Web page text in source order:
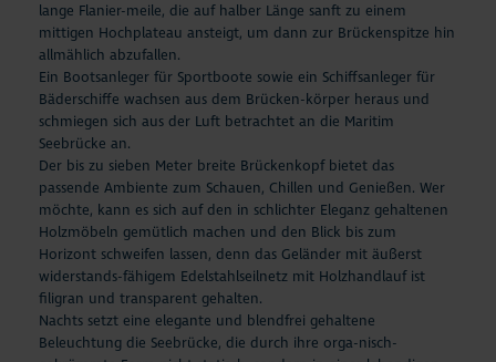
lange Flanier-meile, die auf halber Länge sanft zu einem
mittigen Hochplateau ansteigt, um dann zur Brückenspitze hin
allmählich abzufallen.
Ein Bootsanleger für Sportboote sowie ein Schiffsanleger für
Bäderschiffe wachsen aus dem Brücken-körper heraus und
schmiegen sich aus der Luft betrachtet an die Maritim
Seebrücke an.
Der bis zu sieben Meter breite Brückenkopf bietet das
passende Ambiente zum Schauen, Chillen und Genießen. Wer
möchte, kann es sich auf den in schlichter Eleganz gehaltenen
Holzmöbeln gemütlich machen und den Blick bis zum
Horizont schweifen lassen, denn das Geländer mit äußerst
widerstands-fähigem Edelstahlseilnetz mit Holzhandlauf ist
filigran und transparent gehalten.
Nachts setzt eine elegante und blendfrei gehaltene
Beleuchtung die Seebrücke, die durch ihre orga-nisch-